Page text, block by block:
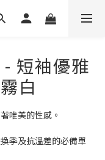
短袖優雅
白
唯美的性感。
季及抗溫差的必備單